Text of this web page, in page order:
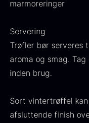
Fra 380,00
marmoreringer
Servering
Trøfler bør serveres
aroma og smag.
inden brug.
Sort vintertrøffel
afsluttende finish